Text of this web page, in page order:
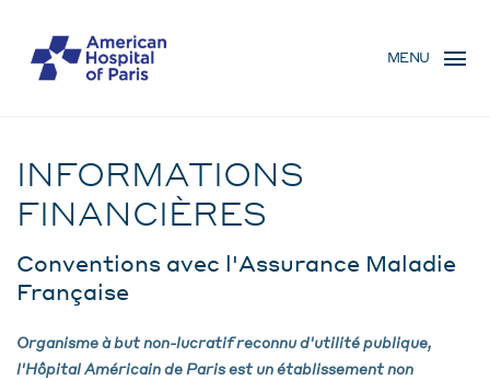
main
MENU
MOBILE
MENU
BREADCRUMB
INFORMATIONS
FINANCIÈRES
Conventions avec l'Assurance Maladie
Française
Organisme à but non-lucratif reconnu d'utilité publique,
l'Hôpital Américain de Paris est un établissement non